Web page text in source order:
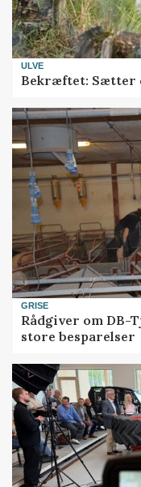
ULVE
Bekræftet: Sætter
GRISE
Rådgiver om DB-
store besparelser